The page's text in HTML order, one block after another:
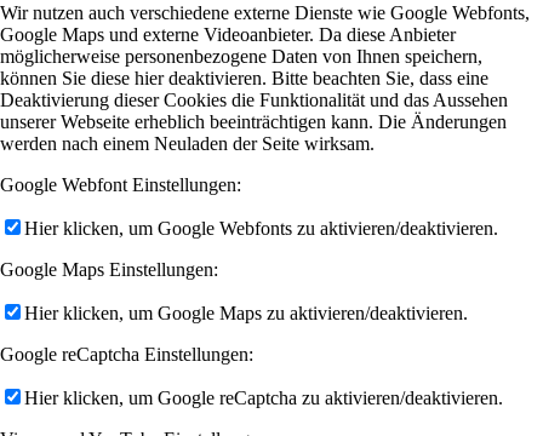
Wir nutzen auch verschiedene externe Dienste wie Google Webfonts,
Google Maps und externe Videoanbieter. Da diese Anbieter
möglicherweise personenbezogene Daten von Ihnen speichern,
können Sie diese hier deaktivieren. Bitte beachten Sie, dass eine
Deaktivierung dieser Cookies die Funktionalität und das Aussehen
unserer Webseite erheblich beeinträchtigen kann. Die Änderungen
werden nach einem Neuladen der Seite wirksam.
Google Webfont Einstellungen:
Hier klicken, um Google Webfonts zu aktivieren/deaktivieren.
Google Maps Einstellungen:
Hier klicken, um Google Maps zu aktivieren/deaktivieren.
Google reCaptcha Einstellungen:
Hier klicken, um Google reCaptcha zu aktivieren/deaktivieren.